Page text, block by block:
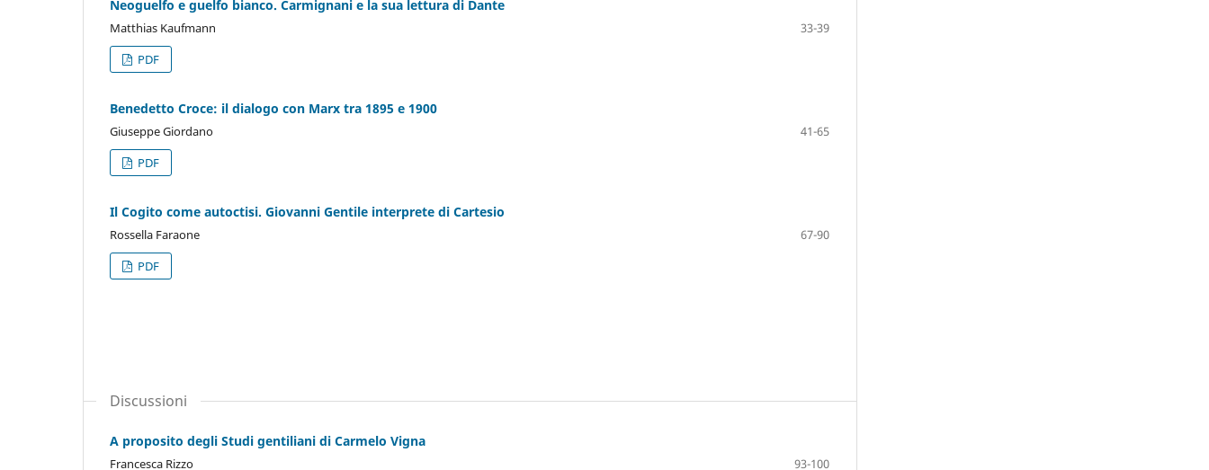
Neoguelfo e guelfo bianco. Carmignani e la sua lettura di Dante
Matthias Kaufmann
33-39
PDF
Benedetto Croce: il dialogo con Marx tra 1895 e 1900
Giuseppe Giordano
41-65
PDF
Il Cogito come autoctisi. Giovanni Gentile interprete di Cartesio
Rossella Faraone
67-90
PDF
Discussioni
A proposito degli Studi gentiliani di Carmelo Vigna
Francesca Rizzo
93-100